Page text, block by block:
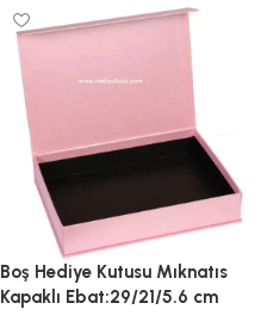
Boş Hediye Kutusu Mıknatıs
Kapaklı Ebat:29/21/5.6 cm